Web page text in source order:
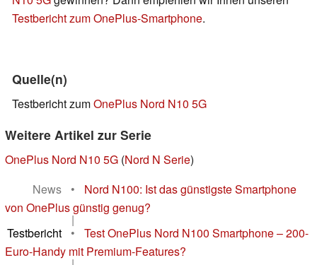
Testbericht zum OnePlus-Smartphone.
Quelle(n)
Testbericht zumOnePlus Nord N10 5G
Weitere Artikel zur Serie
OnePlus Nord N10 5G (Nord N Serie)
News
•
Nord N100: Ist das günstigste Smartphone
von OnePlus günstig genug?
|
Testbericht
•
Test OnePlus Nord N100 Smartphone – 200-
Euro-Handy mit Premium-Features?